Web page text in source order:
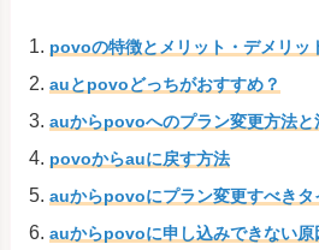
povoの特徴とメリット・デメリッ
auとpovoどっちがおすすめ？
auからpovoへのプラン変更方法と
povoからauに戻す方法
auからpovoにプラン変更すべきタ
auからpovoに申し込みできない原